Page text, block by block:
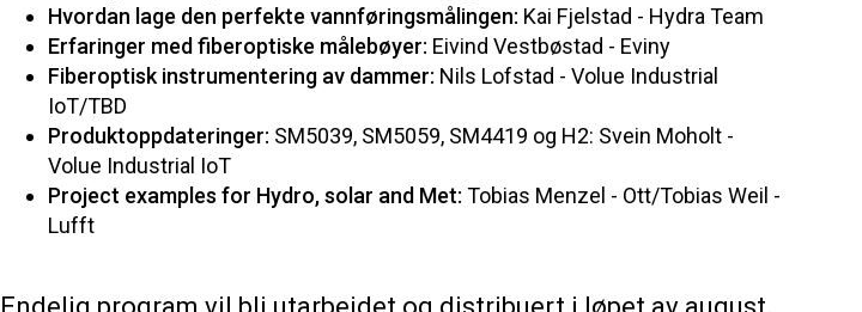
Hvordan lage den perfekte vannføringsmålingen: Kai Fjelstad - Hydra Team
Erfaringer med fiberoptiske målebøyer: Eivind Vestbøstad - Eviny
Fiberoptisk instrumentering av dammer: Nils Lofstad - Volue Industrial
IoT/TBD
Produktoppdateringer: SM5039, SM5059, SM4419 og H2: Svein Moholt -
Volue Industrial IoT
Project examples for Hydro, solar and Met: Tobias Menzel - Ott/Tobias Weil -
Lufft